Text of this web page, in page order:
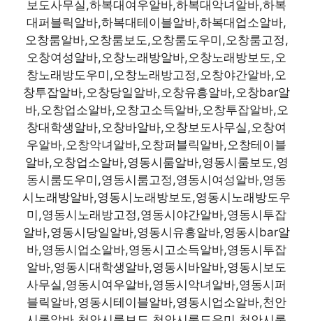
보도사무실,하복대여우알바,하복대악녀알바,하복
대퍼블릭알바,하복대테이블알바,하복대업소알바,
오창룸알바,오창룸보도,오창룸도우미,오창룸고정,
오창여성알바,오창노래방알바,오창노래방보도,오
창노래방도우미,오창노래방고정,오창야간알바,오
창투잡알바,오창당일알바,오창유흥알바,오창bar알
바,오창업소알바,오창고소득알바,오창투잡알바,오
창대학생알바,오창바알바,오창보도사무실,오창여
우알바,오창악녀알바,오창퍼블릭알바,오창테이블
알바,오창업소알바,영동시룸알바,영동시룸보도,영
동시룸도우미,영동시룸고정,영동시여성알바,영동
시노래방알바,영동시노래방보도,영동시노래방도우
미,영동시노래방고정,영동시야간알바,영동시투잡
알바,영동시당일알바,영동시유흥알바,영동시bar알
바,영동시업소알바,영동시고소득알바,영동시투잡
알바,영동시대학생알바,영동시바알바,영동시보도
사무실,영동시여우알바,영동시악녀알바,영동시퍼
블릭알바,영동시테이블알바,영동시업소알바,천안